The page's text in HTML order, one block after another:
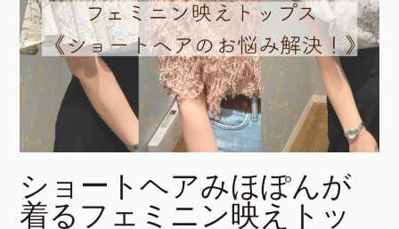
ショートヘアみほぽんが
着るフェミニン映えトッ